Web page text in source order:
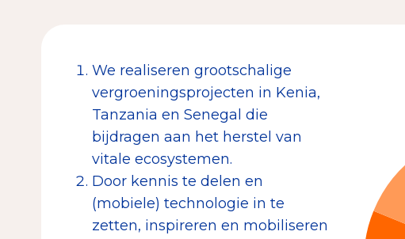
We realiseren grootschalige
vergroeningsprojecten in Kenia,
Tanzania en Senegal die
bijdragen aan het herstel van
vitale ecosystemen.
Door kennis te delen en
(mobiele) technologie in te
zetten, inspireren en mobiliseren